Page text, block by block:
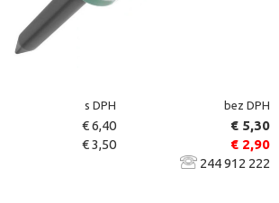
s DPH bez DPH
€ 6,40
€ 5,30
€ 3,50
€ 2,90
244 912 222